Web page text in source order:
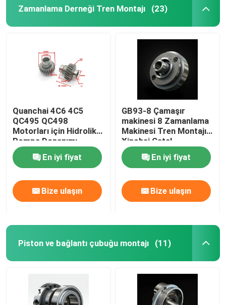
Zamanlama Derneği Tren Montajı (23)
Quanchai 4C6 4C5
QC495 QC498
Motorları için Hidrolik
Pompa Donanımı
En iyi fiyat
Bize ulaşın
GB93-8 Çamaşır
makinesi 8 Zamanlama
Makinesi Tren Montajı
Xinchai Çatal
En iyi fiyat
Bize ulaşın
Piston ve bağlantı çubuğu montajı (11)